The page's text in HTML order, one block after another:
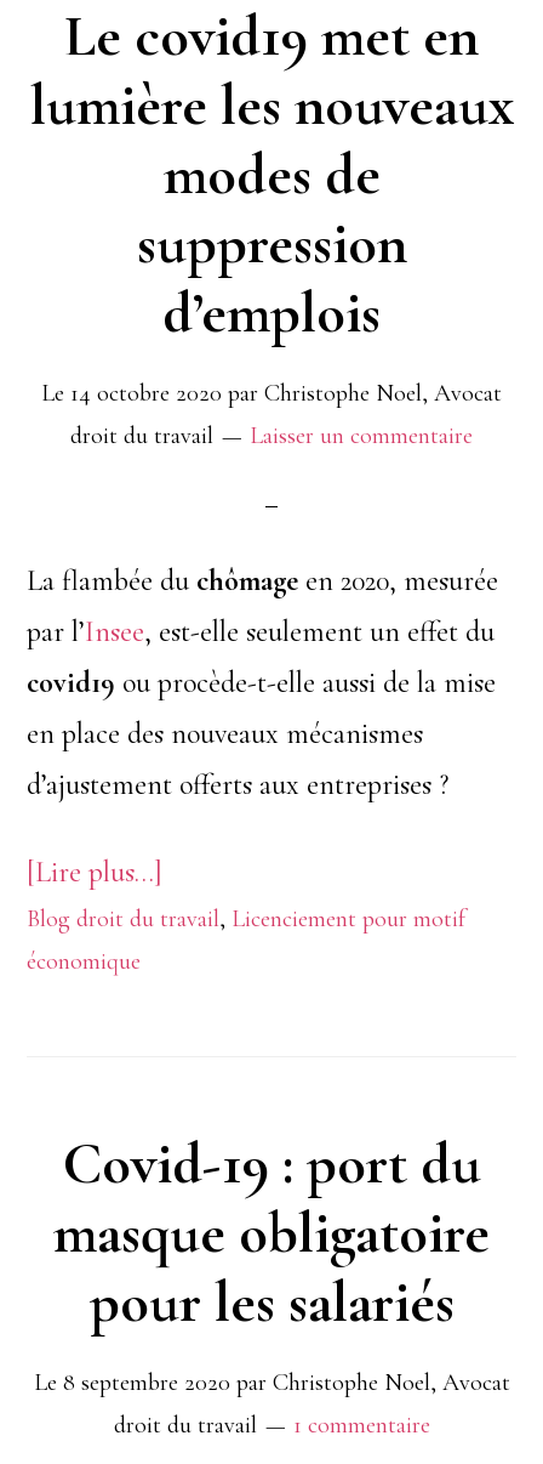
du
travail
une
maladie
professionnelle
Le covid19 met en
lumière les nouveaux
modes de
suppression
d’emplois
Le 14 octobre 2020 par Christophe Noel, Avocat
droit du travail
Laisser un commentaire
La flambée du chômage en 2020, mesurée
par l’Insee, est-elle seulement un effet du
covid19 ou procède-t-elle aussi de la mise
en place des nouveaux mécanismes
d’ajustement offerts aux entreprises ?
[Lire plus…]
proposLe
les
nouveaux
modes
de
suppression
d’emplois
Blog droit du travail, Licenciement pour motif
économique
Covid-19 : port du
masque obligatoire
pour les salariés
Le 8 septembre 2020 par Christophe Noel, Avocat
droit du travail
1 commentaire